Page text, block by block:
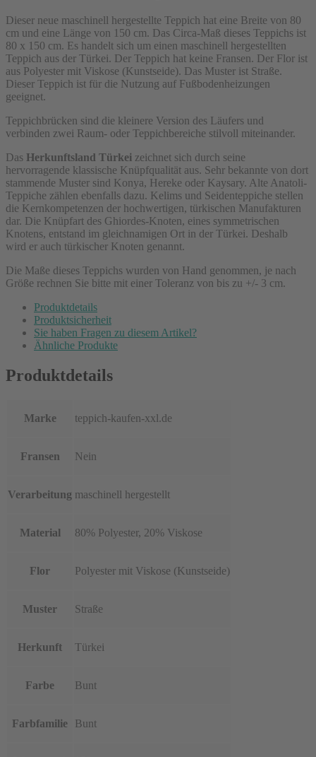
Dieser neue maschinell hergestellte Teppich hat eine Breite von 80
cm und eine Länge von 150 cm. Das Circa-Maß dieses Teppichs ist
80 x 150 cm. Es handelt sich um einen maschinell hergestellten
Teppich aus der Türkei. Der Teppich hat keine Fransen. Der Flor ist
aus Polyester mit Viskose (Kunstseide). Das Muster ist Straße.
Dieser Teppich ist für die Nutzung auf Fußbodenheizungen
geeignet.
Teppichbrücken sind die kleinere Version des Läufers und
verbinden zwei Raum- oder Teppichbereiche stilvoll miteinander.
Das Herkunftsland Türkei zeichnet sich durch seine
hervorragende klassische Knüpfqualität aus. Sehr bekannte von dort
stammende Muster sind Konya, Hereke oder Kaysary. Alte Anatoli-
Teppiche zählen ebenfalls dazu. Kelims und Seidenteppiche stellen
die Kernkompetenzen der hochwertigen, türkischen Manufakturen
dar. Die Knüpfart des Ghiordes-Knoten, eines symmetrischen
Knotens, entstand im gleichnamigen Ort in der Türkei. Deshalb
wird er auch türkischer Knoten genannt.
Die Maße dieses Teppichs wurden von Hand genommen, je nach
Größe rechnen Sie bitte mit einer Toleranz von bis zu +/- 3 cm.
Produktdetails
Produktsicherheit
Sie haben Fragen zu diesem Artikel?
Ähnliche Produkte
Produktdetails
Marke teppich-kaufen-xxl.de
Fransen Nein
Verarbeitung maschinell hergestellt
Material 80% Polyester, 20% Viskose
Flor Polyester mit Viskose (Kunstseide)
Muster Straße
Herkunft Türkei
Farbe Bunt
Farbfamilie Bunt